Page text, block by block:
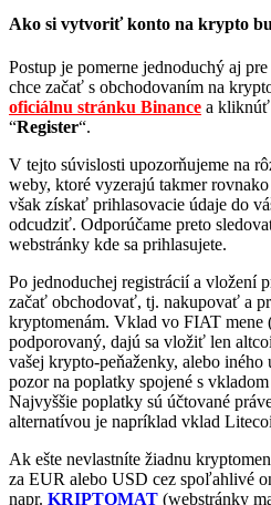
Ako si vytvoriť konto na krypto
Postup je pomerne jednoduchý aj
chce začať s obchodovaním na
oficiálnu stránku Binance a kliknúť
“Register“.
V tejto súvislosti upozorňujeme na
weby, ktoré vyzerajú takmer
však získať prihlasovacie údaje do
odcudziť. Odporúčame preto
webstránky kde sa prihlasujete.
Po jednoduchej registrácií a vložení
začať obchodovať, tj. nakupovať a
kryptomenám. Vklad vo FIAT
podporovaný, dajú sa vložiť len
vašej krypto-peňaženky, alebo
pozor na poplatky spojené s
Najvyššie poplatky sú účtované
alternatívou je napríklad vklad
Ak ešte nevlastníte žiadnu
za EUR alebo USD cez spoľahlivé
napr. KRIPTOMAT (webstránky